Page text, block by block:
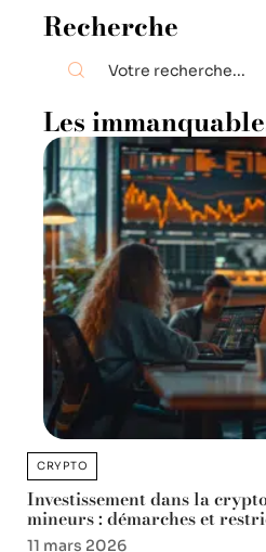
Recherche
Les
CRYPTO
Investissement dans la
mineurs : démarches et
11 mars 2026